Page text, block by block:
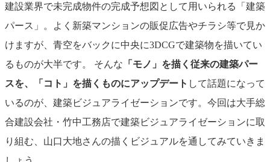
建設業界で未完成物件の完成予想図として用いられる「建築
パース」。よく新築マンションの販促広告やチラシ等で見か
けますが、青空をバックに中央に3DCGで建築物を描いてい
るものが大半です。
そんな 「モノ」を描く従来の建築パー
スを、「コト」を描くものにアップデート して話題になって
いるのが、建築ビジュアライゼーションです。今回は大手総
合建設会社・竹中工務店で建築ビジュアライゼーションに取
り組む、山口大地さんの描くビジュアルを通してみていきま